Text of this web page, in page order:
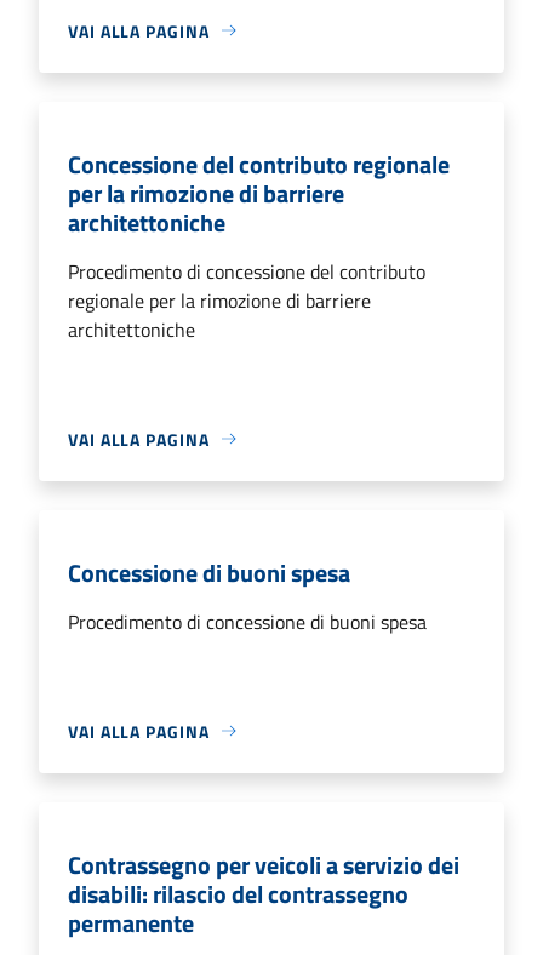
VAI ALLA PAGINA
Concessione del contributo regionale
per la rimozione di barriere
architettoniche
Procedimento di concessione del contributo
regionale per la rimozione di barriere
architettoniche
VAI ALLA PAGINA
Concessione di buoni spesa
Procedimento di concessione di buoni spesa
VAI ALLA PAGINA
Contrassegno per veicoli a servizio dei
disabili: rilascio del contrassegno
permanente